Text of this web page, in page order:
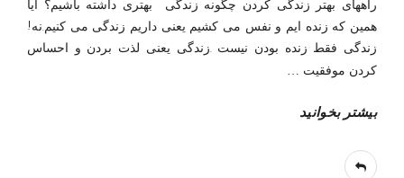
راههای بهتر زندگی کردن چگونه زندگی بهتری داشته باشیم؟ آیا
همین که زنده ایم و نفس می کشیم یعنی داریم زندگی می کنیم.نه!
زندگی فقط زنده بودن نیست .زندگی یعنی لذت بردن و احساس
کردن موفقیت
بیشتر بخوانید